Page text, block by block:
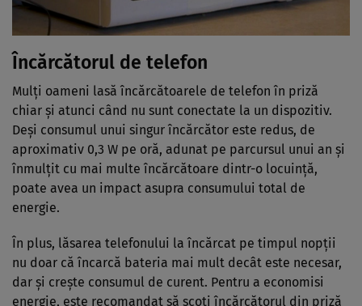
Încărcătorul de telefon
Mulți oameni lasă încărcătoarele de telefon în priză
chiar și atunci când nu sunt conectate la un dispozitiv.
Deși consumul unui singur încărcător este redus, de
aproximativ 0,3 W pe oră, adunat pe parcursul unui an și
înmulțit cu mai multe încărcătoare dintr-o locuință,
poate avea un impact asupra consumului total de
energie.
În plus, lăsarea telefonului la încărcat pe timpul nopții
nu doar că încarcă bateria mai mult decât este necesar,
dar și crește consumul de curent. Pentru a economisi
energie, este recomandat să scoți încărcătorul din priză